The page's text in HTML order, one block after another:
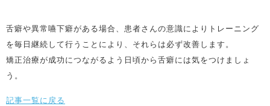
舌癖や異常嚥下癖がある場合、患者さんの意識によりトレーニング
を毎日継続して行うことにより、それらは必ず改善します。
矯正治療が成功につながるよう日頃から舌癖には気をつけましょ
う。
記事一覧に戻る